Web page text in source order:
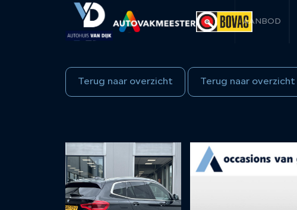
AANBOD
Terug naar overzicht Terug naar overzicht